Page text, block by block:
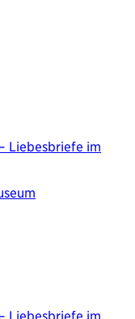
Bilderchronik
Ursula Wolf